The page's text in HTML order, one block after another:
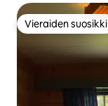
Vieraiden suosikki
Vieraiden suosikki